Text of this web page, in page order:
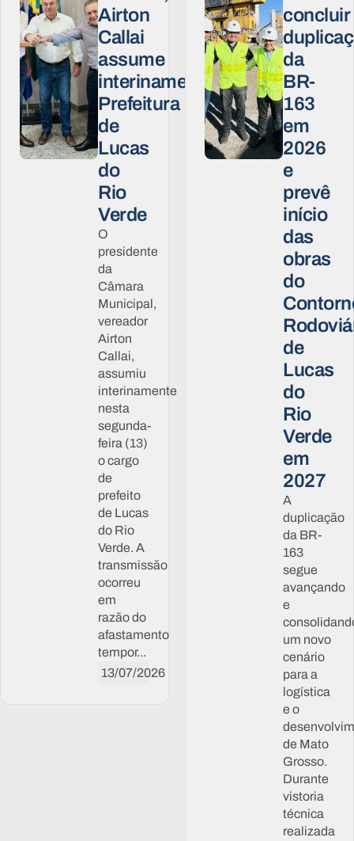
Airton
Callai
assume
interinamente
Prefeitura
de
Lucas
do
Rio
Verde
O
presidente
da
Câmara
Municipal,
vereador
Airton
Callai,
assumiu
interinamente
nesta
segunda-
feira (13)
o cargo
de
prefeito
de Lucas
do Rio
Verde. A
transmissão
ocorreu
em
razão do
afastamento
tempor...
13/07/2026
concluir
da
BR-
163
em
2026
e
prevê
início
das
obras
do
de
Lucas
do
Rio
Verde
em
2027
A
duplicação
da BR-
163
segue
avançando
e
um novo
cenário
para a
logística
e o
de Mato
Grosso.
Durante
vistoria
técnica
realizada